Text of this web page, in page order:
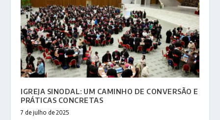
IGREJA SINODAL: UM CAMINHO DE CONVERSÃO E
PRÁTICAS CONCRETAS
7 de julho de 2025